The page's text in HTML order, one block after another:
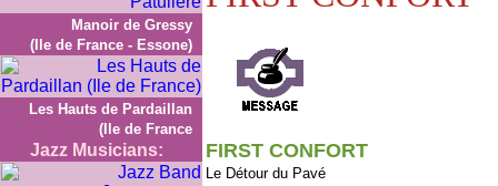
Manoir de Gressy
(Ile de France - Essone)
Les Hauts de Pardaillan
(Ile de France
Jazz Musicians: FIRST CONFORT
Le Détour du Pavé